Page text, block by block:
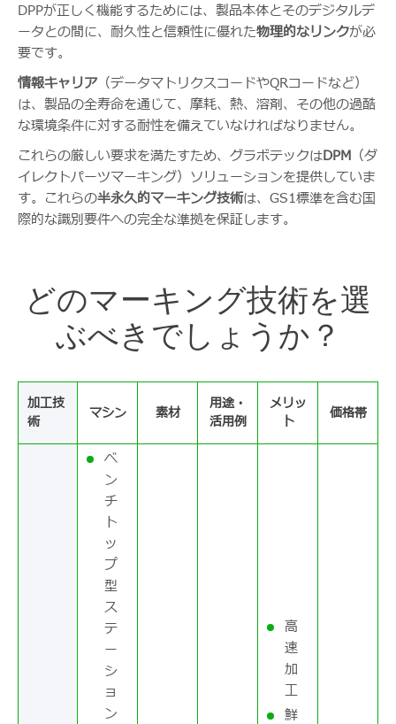
DPPが正しく機能するためには、製品本体とそのデジタルデ
ータとの間に、耐久性と信頼性に優れた物理的なリンクが必
要です。
情報キャリア （データマトリクスコードやQRコードなど）
は、製品の全寿命を通じて、摩耗、熱、溶剤、その他の過酷
な環境条件に対する耐性を備えていなければなりません。
これらの厳しい要求を満たすため、グラボテックはDPM （ダ
イレクトパーツマーキング）ソリューションを提供していま
す。これらの半永久的マーキング技術は、GS1標準を含む国
際的な識別要件への完全な準拠を保証します。
どのマーキング技術を選
ぶべきでしょうか？
加工技
術
マシン 素材
用途・
活用例
メリッ
ト
価格帯
ベ
ン
チ
ト
ッ
プ
型
ス
テ
ー
シ
ョ
ン
高
速
加
工
鮮